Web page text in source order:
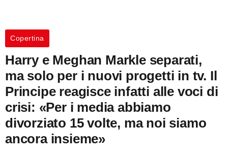
Copertina
Harry e Meghan Markle separati,
ma solo per i nuovi progetti in tv. Il
Principe reagisce infatti alle voci di
crisi: «Per i media abbiamo
divorziato 15 volte, ma noi siamo
ancora insieme»